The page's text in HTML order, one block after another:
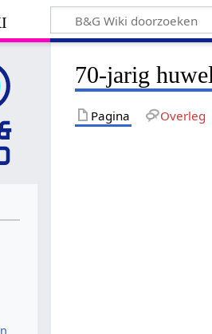
70-jarig
Pagina Overleg